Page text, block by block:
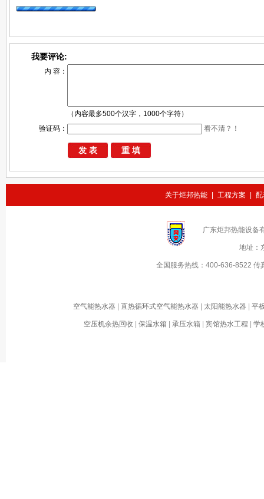
我要评论:
内 容：
（内容最多500个汉字，1000个字符）
验证码：
看不清？！
关于炬邦热能 | 工程方案 | 配
广东炬邦热能设备
地址：
全国服务热线： 400-636-8522 传
空气能热水器 | 直热循环式空气能热水器 | 太阳能热水器 | 平
空压机余热回收 | 保温水箱 | 承压水箱 | 宾馆热水工程 | 学